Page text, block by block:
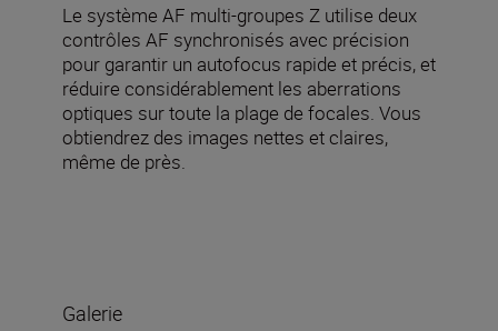
Le système AF multi-groupes Z utilise deux
contrôles AF synchronisés avec précision
pour garantir un autofocus rapide et précis, et
réduire considérablement les aberrations
optiques sur toute la plage de focales. Vous
obtiendrez des images nettes et claires,
même de près.
Galerie